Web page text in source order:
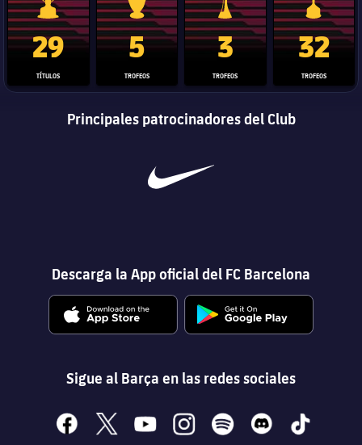
Trofeo de La Liga
29
TÍTULOS
Trofeo de la Liga de Campeones
5
TROFEOS
Trofeo del Mundial de
3
TROFEOS
Copa del
32
TROFEOS
Principales patrocinadores del Club
Descarga la App oficial del FC Barcelona
Sigue al Barça en las redes sociales
facebook
x youtubeinstagramspotify discord tiktok